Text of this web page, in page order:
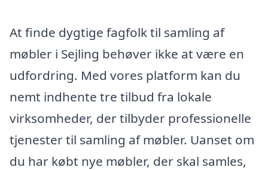
At finde dygtige fagfolk til samling af
møbler i Sejling behøver ikke at være en
udfordring. Med vores platform kan du
nemt indhente tre tilbud fra lokale
virksomheder, der tilbyder professionelle
tjenester til samling af møbler. Uanset om
du har købt nye møbler, der skal samles,